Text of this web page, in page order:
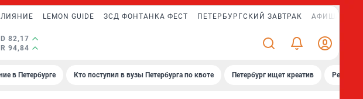
LEMON GUIDE ЗСД ФОНТАНКА ФЕСТ ПЕТЕРБУРГСКИЙ ЗАВТРАК АФИША PLUS
82,17
94,84
в Петербурге Кто поступил в вузы Петербурга по квоте Петербург ищет креатив